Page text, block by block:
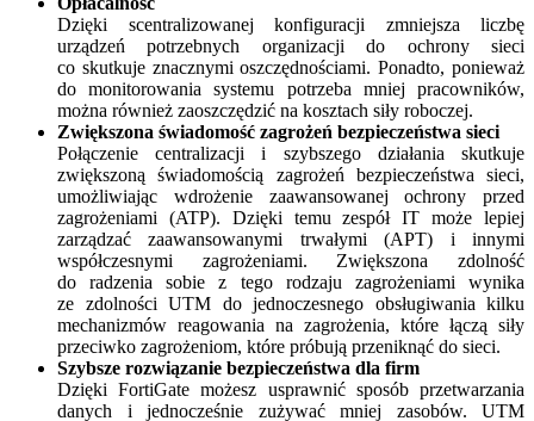
Dzięki scentralizowanej konfiguracji zmniejsza liczbę
urządzeń potrzebnych organizacji do ochrony sieci
co skutkuje znacznymi oszczędnościami. Ponadto, ponieważ
do monitorowania systemu potrzeba mniej pracowników,
można również zaoszczędzić na kosztach siły roboczej.
Zwiększona świadomość zagrożeń bezpieczeństwa sieci
Połączenie centralizacji i szybszego działania skutkuje
zwiększoną świadomością zagrożeń bezpieczeństwa sieci,
umożliwiając wdrożenie zaawansowanej ochrony przed
zagrożeniami (ATP). Dzięki temu zespół IT może lepiej
zarządzać zaawansowanymi trwałymi (APT) i innymi
współczesnymi zagrożeniami. Zwiększona zdolność
do radzenia sobie z tego rodzaju zagrożeniami wynika
ze zdolności UTM do jednoczesnego obsługiwania kilku
mechanizmów reagowania na zagrożenia, które łączą siły
przeciwko zagrożeniom, które próbują przeniknąć do sieci.
Szybsze rozwiązanie bezpieczeństwa dla firm
Dzięki FortiGate możesz usprawnić sposób przetwarzania
danych i jednocześnie zużywać mniej zasobów. UTM